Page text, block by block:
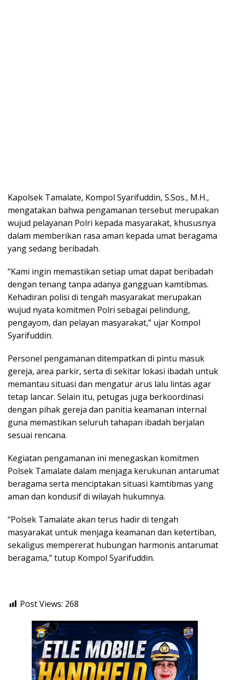
Kapolsek Tamalate, Kompol Syarifuddin, S.Sos., M.H.,
mengatakan bahwa pengamanan tersebut merupakan
wujud pelayanan Polri kepada masyarakat, khususnya
dalam memberikan rasa aman kepada umat beragama
yang sedang beribadah.
“Kami ingin memastikan setiap umat dapat beribadah
dengan tenang tanpa adanya gangguan kamtibmas.
Kehadiran polisi di tengah masyarakat merupakan
wujud nyata komitmen Polri sebagai pelindung,
pengayom, dan pelayan masyarakat,” ujar Kompol
Syarifuddin.
Personel pengamanan ditempatkan di pintu masuk
gereja, area parkir, serta di sekitar lokasi ibadah untuk
memantau situasi dan mengatur arus lalu lintas agar
tetap lancar. Selain itu, petugas juga berkoordinasi
dengan pihak gereja dan panitia keamanan internal
guna memastikan seluruh tahapan ibadah berjalan
sesuai rencana.
Kegiatan pengamanan ini menegaskan komitmen
Polsek Tamalate dalam menjaga kerukunan antarumat
beragama serta menciptakan situasi kamtibmas yang
aman dan kondusif di wilayah hukumnya.
“Polsek Tamalate akan terus hadir di tengah
masyarakat untuk menjaga keamanan dan ketertiban,
sekaligus mempererat hubungan harmonis antarumat
beragama,” tutup Kompol Syarifuddin.
Post Views: 268